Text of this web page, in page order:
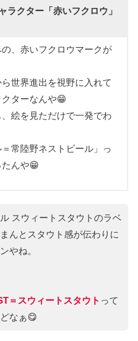
ラクター「赤いフクロウ」
、赤いフクロウマークが
世界進出を視野に入れて
ターなんや😁
絵を見ただけで一発でわ
常陸野ネストビール」っ
んや😁
スウィートスタウトのラベ
んとスタウト感が伝わりに
やね。
＝スウィートスタウト って
なぁ😋